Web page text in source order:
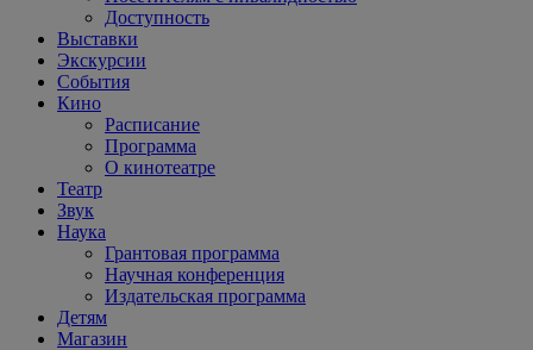
Доступность
Выставки
Экскурсии
События
Кино
Расписание
Программа
О кинотеатре
Театр
Звук
Наука
Грантовая программа
Научная конференция
Издательская программа
Детям
Магазин